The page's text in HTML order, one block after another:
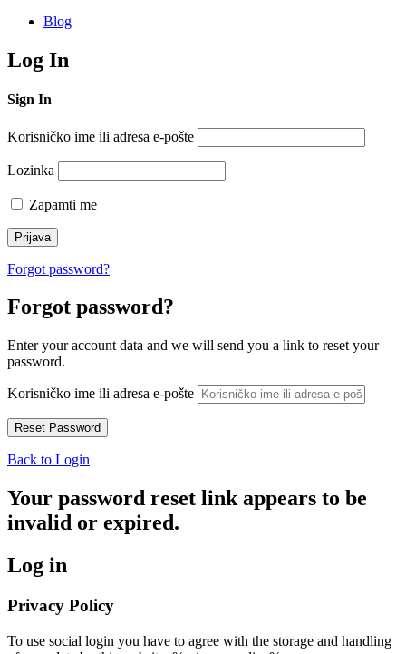
Blog
Log In
Sign In
Korisničko ime ili adresa e-pošte
Lozinka
Zapamti me
Forgot password?
Forgot password?
Enter your account data and we will send you a link to reset your
password.
Korisničko ime ili adresa e-pošte
Back to Login
Your password reset link appears to be
invalid or expired.
Log in
Privacy Policy
To use social login you have to agree with the storage and handling